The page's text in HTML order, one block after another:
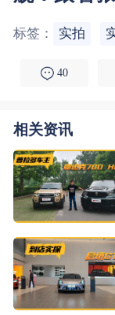
标签： 实拍
40
相关资讯